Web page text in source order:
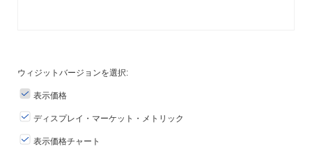
ウィジットバージョンを選択:
表示価格
ディスプレイ・マーケット・メトリック
表示価格チャート